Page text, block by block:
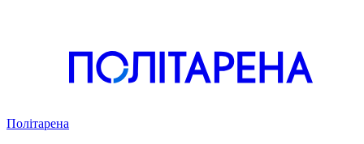
Політарена